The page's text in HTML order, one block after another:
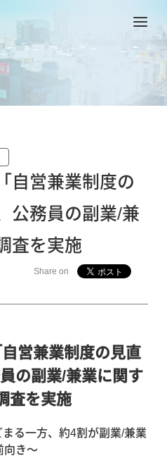
自営兼業制度の
公務員の副業/兼
査を実施
Share on
営兼業制度の見直
の副業/兼業に関す
査を実施
る一方、約4割が副業/兼業
向き〜